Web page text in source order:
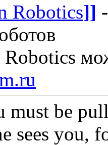
Robotics]]
must be
sees you,